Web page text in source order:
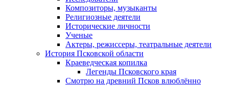
Композиторы, музыканты
Религиозные деятели
Исторические личности
Ученые
Актеры, режиссеры, театральные деятели
История Псковской области
Краеведческая копилка
Легенды Псковского края
Смотрю на древний Псков влюблённо